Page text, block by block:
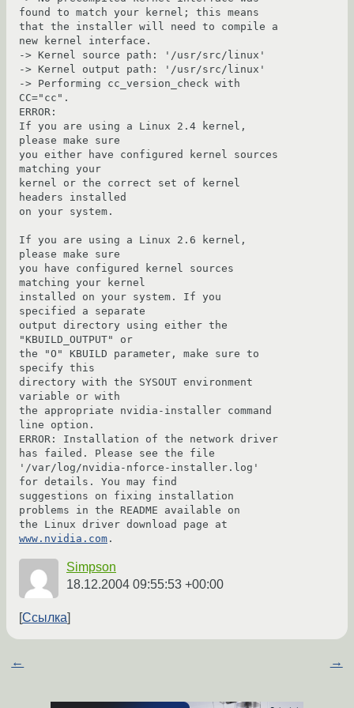
found to match your kernel; this means
that the installer will need to compile a
new kernel interface.
-> Kernel source path: '/usr/src/linux'
-> Kernel output path: '/usr/src/linux'
-> Performing cc_version_check with
CC="cc".
ERROR:
If you are using a Linux 2.4 kernel,
please make sure
you either have configured kernel sources
matching your
kernel or the correct set of kernel
headers installed
on your system.
If you are using a Linux 2.6 kernel,
please make sure
you have configured kernel sources
matching your kernel
installed on your system. If you
specified a separate
output directory using either the
"KBUILD_OUTPUT" or
the "O" KBUILD parameter, make sure to
specify this
directory with the SYSOUT environment
variable or with
the appropriate nvidia-installer command
line option.
ERROR: Installation of the network driver
has failed. Please see the file
'/var/log/nvidia-nforce-installer.log'
for details. You may find
suggestions on fixing installation
problems in the README available on
www.nvidia.com .
Simpson
18.12.2004 09:55:53 +00:00
Ссылка
← →